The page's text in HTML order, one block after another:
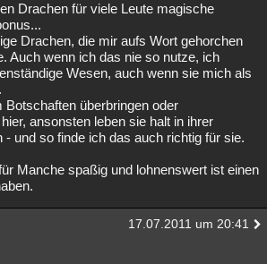
Drachen für viele Leute magische
Drachen, die mir aufs Wort gehorchen
Auch wenn ich das nie so nutze, ich
Wesen, auch wenn sie mich als
Botschaften überbringen oder
ansonsten leben sie halt in ihrer
und so finde ich das auch richtig für sie.
Manche spaßig und lohnenswert ist einen
17.07.2011 um 20:41